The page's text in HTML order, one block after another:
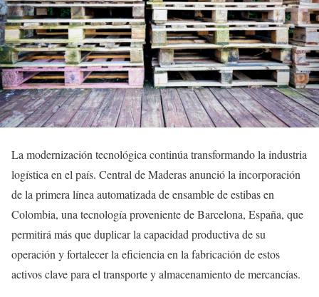
La modernización tecnológica continúa transformando la industria
logística en el país. Central de Maderas anunció la incorporación
de la primera línea automatizada de ensamble de estibas en
Colombia, una tecnología proveniente de Barcelona, España, que
permitirá más que duplicar la capacidad productiva de su
operación y fortalecer la eficiencia en la fabricación de estos
activos clave para el transporte y almacenamiento de mercancías.